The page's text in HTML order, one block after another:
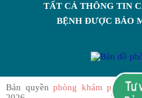
TẤT CẢ THÔNG TIN
BỆNH ĐƯỢC BẢO
Bản quyềnphòng khám phụ